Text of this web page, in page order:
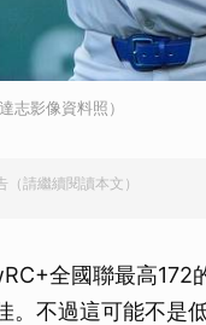
志影像資料照）
（請繼續閱讀本文）
全國聯最高172
。不過這可能不是